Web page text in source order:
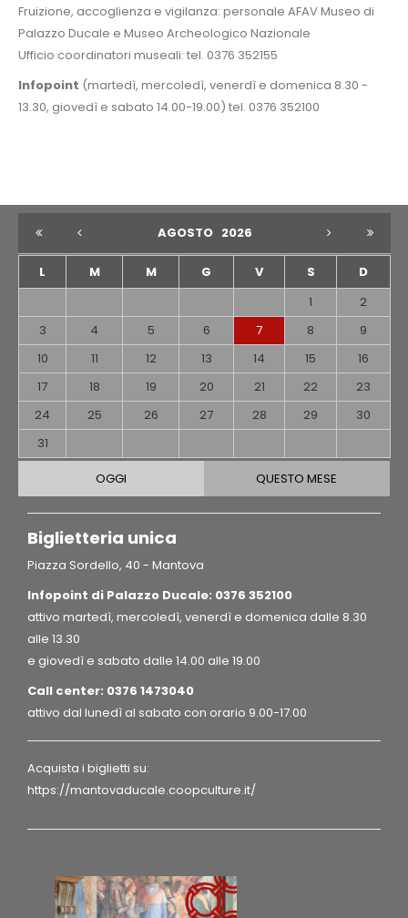
Fruizione, accoglienza e vigilanza: personale AFAV Museo di
Palazzo Ducale e Museo Archeologico Nazionale
Ufficio coordinatori museali: tel. 0376 352155
Infopoint (martedì, mercoledì, venerdì e domenica 8.30 -
13.30, giovedì e sabato 14.00-19.00) tel. 0376 352100
AGOSTO 2026
L M M G V S
D
1
2
3
4 5 6 7 8
9
10
11 12 13 14 15
16
17
18 19 20 21 22
23
24
25 26 27 28 29
30
31
OGGI QUESTO MESE
Biglietteria unica
Piazza Sordello, 40 - Mantova
Infopoint di Palazzo Ducale: 0376 352100
attivo martedì, mercoledì, venerdì e domenica dalle 8.30
alle 13.30
e giovedì e sabato dalle 14.00 alle 19.00
Call center: 0376 1473040
attivo dal lunedì al sabato con orario 9.00-17.00
Acquista i biglietti su:
https://mantovaducale.coopculture.it/